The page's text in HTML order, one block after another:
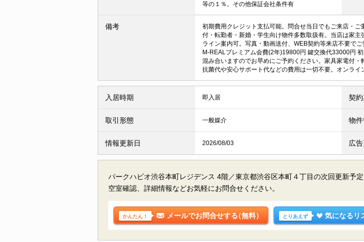
等の１％。その他保証会社条件有
備考
初期費用クレジット支払可能。問合せ当日でもご来店・
付・転勤者・新婚・学生向け物件多数取扱有。当店は家
ライン案内可。写真・動画送付、WEB契約等来店不要でご
M-REALプレミアム会費(2年)19800円 鍵交換代33000円
混み合いますのでお早めにご予約ください。家具家電付
抗菌代や安心サポート代などの費用は一切不要。オンラ
入居時期 即入居 契約
取引形態 一般媒介 物
情報更新日 2026/08/03 広
パークハビオ渋谷本町レジデンス 4階／東京都渋谷区本町４丁目の次回更新予
空室確認、詳細情報などお気軽にお問合せください。
かんたん！ メールでお問合せする（無料） とりあえず 気になるリ